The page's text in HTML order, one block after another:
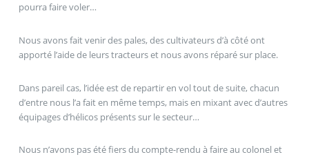
pourra faire voler…
Nous avons fait venir des pales, des cultivateurs d’à côté ont
apporté l’aide de leurs tracteurs et nous avons réparé sur place.
Dans pareil cas, l’idée est de repartir en vol tout de suite, chacun
d’entre nous l’a fait en même temps, mais en mixant avec d’autres
équipages d’hélicos présents sur le secteur…
Nous n’avons pas été fiers du compte-rendu à faire au colonel et